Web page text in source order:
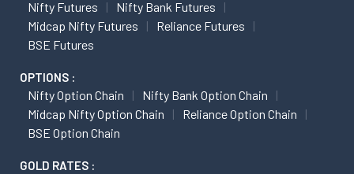
Nifty Futures
Nifty Bank Futures
Midcap Nifty Futures
Reliance Futures
BSE Futures
OPTIONS :
Nifty Option Chain
Nifty Bank Option Chain
Midcap Nifty Option Chain
Reliance Option Chain
BSE Option Chain
GOLD RATES :